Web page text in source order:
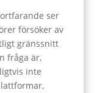
ser
försöker av
gränssnitt
fråga är,
inte